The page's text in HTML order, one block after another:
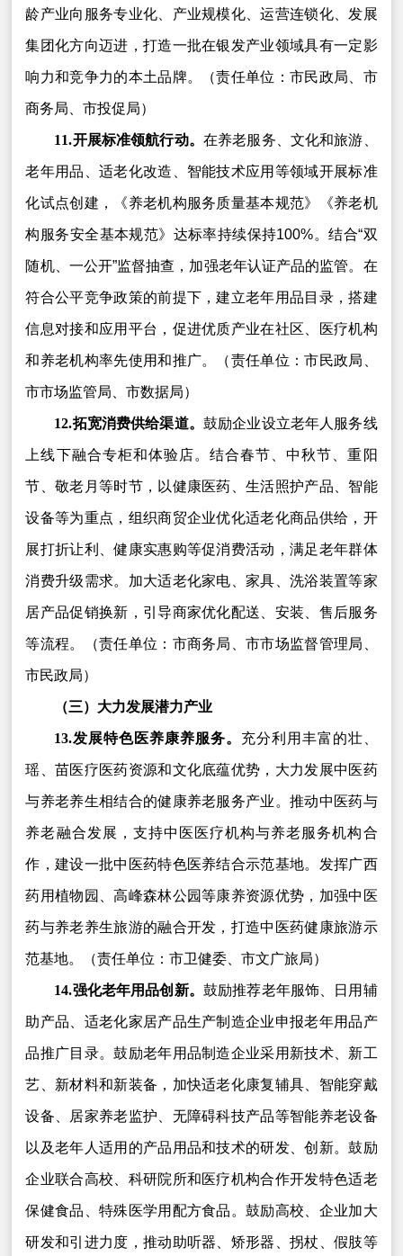
龄产业向服务专业化、产业规模化、运营连锁化、发展
集团化方向迈进，打造一批在银发产业领域具有一定影
响力和竞争力的本土品牌。（责任单位：市民政局、市
商务局、市投促局）
11.开展标准领航行动。 在养老服务、文化和旅游、
老年用品、适老化改造、智能技术应用等领域开展标准
化试点创建，《养老机构服务质量基本规范》《养老机
构服务安全基本规范》达标率持续保持100%。结合“双
随机、一公开”监督抽查，加强老年认证产品的监管。在
符合公平竞争政策的前提下，建立老年用品目录，搭建
信息对接和应用平台，促进优质产业在社区、医疗机构
和养老机构率先使用和推广。（责任单位：市民政局、
市市场监管局、市数据局）
12.拓宽消费供给渠道。 鼓励企业设立老年人服务线
上线下融合专柜和体验店。结合春节、中秋节、重阳
节、敬老月等时节，以健康医药、生活照护产品、智能
设备等为重点，组织商贸企业优化适老化商品供给，开
展打折让利、健康实惠购等促消费活动，满足老年群体
消费升级需求。加大适老化家电、家具、洗浴装置等家
居产品促销换新，引导商家优化配送、安装、售后服务
等流程。（责任单位：市商务局、市市场监督管理局、
市民政局）
（三）大力发展潜力产业
13.发展特色医养康养服务。 充分利用丰富的壮、
瑶、苗医疗医药资源和文化底蕴优势，大力发展中医药
与养老养生相结合的健康养老服务产业。推动中医药与
养老融合发展，支持中医医疗机构与养老服务机构合
作，建设一批中医药特色医养结合示范基地。发挥广西
药用植物园、高峰森林公园等康养资源优势，加强中医
药与养老养生旅游的融合开发，打造中医药健康旅游示
范基地。（责任单位：市卫健委、市文广旅局）
14.强化老年用品创新。 鼓励推荐老年服饰、日用辅
助产品、适老化家居产品生产制造企业申报老年用品产
品推广目录。鼓励老年用品制造企业采用新技术、新工
艺、新材料和新装备，加快适老化康复辅具、智能穿戴
设备、居家养老监护、无障碍科技产品等智能养老设备
以及老年人适用的产品用品和技术的研发、创新。鼓励
企业联合高校、科研院所和医疗机构合作开发特色适老
保健食品、特殊医学用配方食品。鼓励高校、企业加大
研发和引进力度，推动助听器、矫形器、拐杖、假肢等